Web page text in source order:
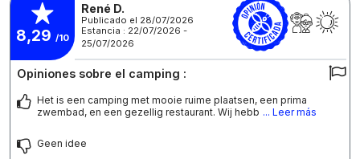
8,29 /10
René D.
Publicado el 28/07/2026
Estancia : 22/07/2026 -
25/07/2026
Opiniones sobre el camping :
Het is een camping met mooie ruime plaatsen, een prima
zwembad, en een gezellig restaurant. Wij hebb ... Leer más
Geen idee